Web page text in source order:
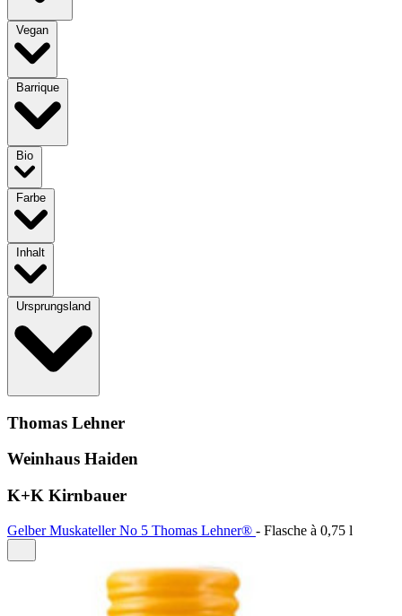
Vegan
Barrique
Bio
Farbe
Inhalt
Ursprungsland
Thomas Lehner
Weinhaus Haiden
K+K Kirnbauer
Gelber Muskateller No 5 Thomas Lehner® - Flasche à 0,75 l